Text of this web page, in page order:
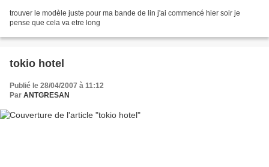
trouver le modèle juste pour ma bande de lin j'ai commencé hier soir je
pense que cela va etre long
tokio hotel
Publié le 28/04/2007 à 11:12
Par ANTGRESAN